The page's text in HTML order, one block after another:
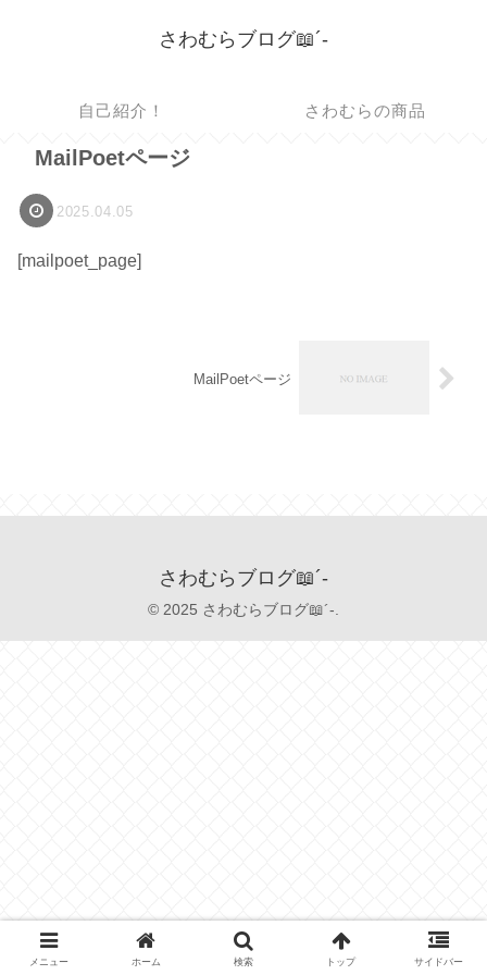
さわむらブログ📖´-
自己紹介！ さわむらの商品
MailPoetページ
2025.04.05
[mailpoet_page]
MailPoetページ
さわむらブログ📖´-
© 2025 さわむらブログ📖´-.
メニュー ホーム 検索 トップ サイドバー